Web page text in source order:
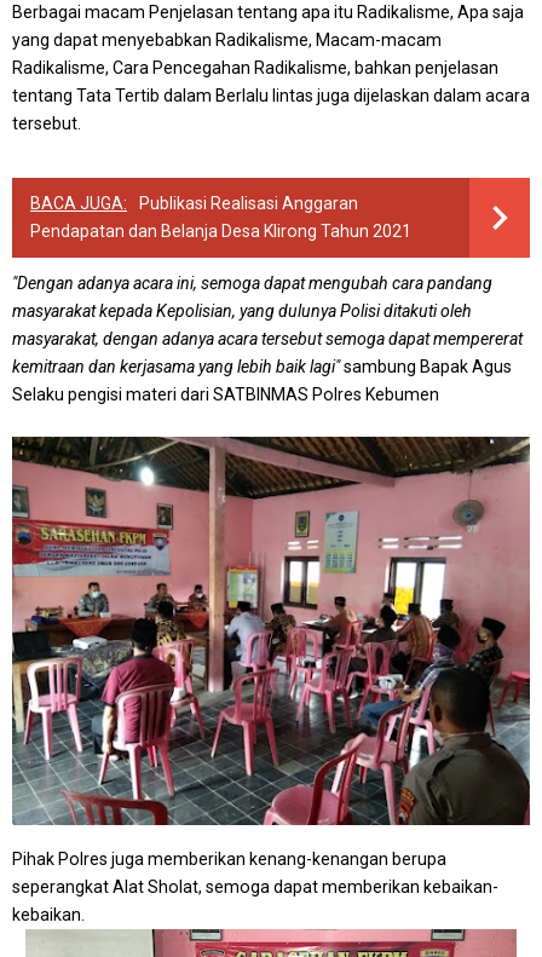
Berbagai macam Penjelasan tentang apa itu Radikalisme, Apa saja
yang dapat menyebabkan Radikalisme, Macam-macam
Radikalisme, Cara Pencegahan Radikalisme, bahkan penjelasan
tentang Tata Tertib dalam Berlalu lintas juga dijelaskan dalam acara
tersebut.
BACA JUGA:
Publikasi Realisasi Anggaran
Pendapatan dan Belanja Desa Klirong Tahun 2021
"Dengan adanya acara ini, semoga dapat mengubah cara pandang
masyarakat kepada Kepolisian, yang dulunya Polisi ditakuti oleh
masyarakat, dengan adanya acara tersebut semoga dapat mempererat
kemitraan dan kerjasama yang lebih baik lagi"sambung Bapak Agus
Selaku pengisi materi dari SATBINMAS Polres Kebumen
Pihak Polres juga memberikan kenang-kenangan berupa
seperangkat Alat Sholat, semoga dapat memberikan kebaikan-
kebaikan.